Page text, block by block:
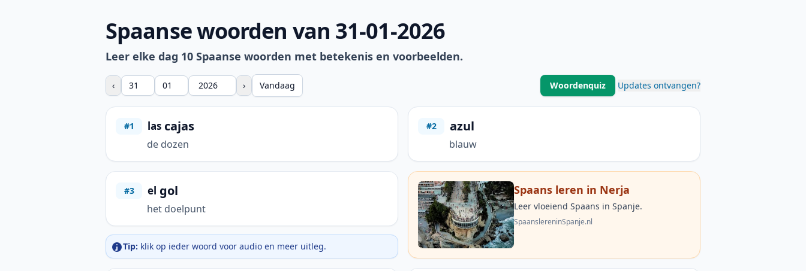
Spaanse woorden van 31-01-2026
Leer elke dag 10 Spaanse woorden met betekenis en voorbeelden.
‹ › Vandaag Woordenquiz Updates ontvangen?
#1 las cajas
de dozen
#2 azul
blauw
#3 el gol
het doelpunt
Tip: klik op ieder woord voor audio en meer uitleg.
Spaans leren in Nerja
Leer vloeiend Spaans in Spanje.
SpaanslereninSpanje.nl